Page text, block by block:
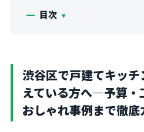
目次
渋谷区で戸建てキッ
えている方へ―予算・
おしゃれ事例まで徹底